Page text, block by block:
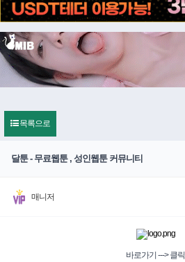
목록으로
달툰 - 무료웹툰 , 성인웹툰 커뮤니티
매니저
바로가기 ---> 클릭